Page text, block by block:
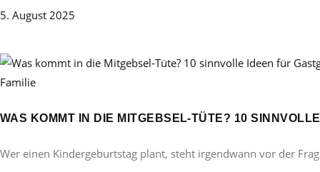
5. August 2025
Familie
WAS KOMMT IN DIE MITGEBSEL-TÜTE? 10
Wer einen Kindergeburtstag plant, steht irgendwann vor der